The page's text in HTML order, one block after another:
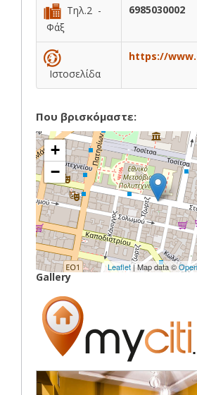
Τηλ.2 -
Φάξ
6985030002
Ιστοσελίδα
https://
Που βρισκόμαστε:
+
−
Leaflet| Map data ©
Gallery